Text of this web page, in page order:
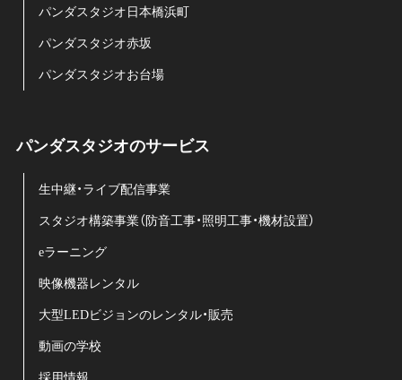
パンダスタジオ日本橋浜町
パンダスタジオ赤坂
パンダスタジオお台場
パンダスタジオのサービス
生中継・ライブ配信事業
スタジオ構築事業（防音工事・照明工事・機材設置）
eラーニング
映像機器レンタル
大型LEDビジョンのレンタル・販売
動画の学校